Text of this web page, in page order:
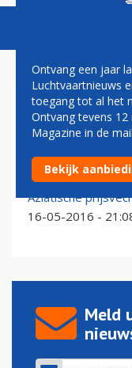
VANILLA
ANA voegt
22-03-2018 -
Aziatische
16-05-2016 -
Meld
Ontvang een jaar
Luchtvaartnieuws
toegang tot al het
Ontvang tevens
Magazine in de
Bekijk